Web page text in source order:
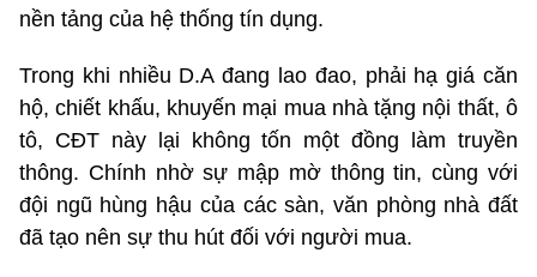
nền tảng của hệ thống tín dụng.
Trong khi nhiều D.A đang lao đao, phải hạ giá căn
hộ, chiết khấu, khuyến mại mua nhà tặng nội thất, ô
tô, CĐT này lại không tốn một đồng làm truyền
thông. Chính nhờ sự mập mờ thông tin, cùng với
đội ngũ hùng hậu của các sàn, văn phòng nhà đất
đã tạo nên sự thu hút đối với người mua.